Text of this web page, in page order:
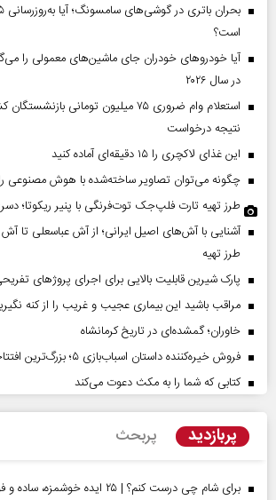
است؟
آیا خودروهای خودران جای ماشین‌های معمولی را
در سال ۲۰۲۶
استعلام وام ضروری ۷۵ میلیون تومانی
نتیجه درخواست
این غذای لاکچری را ۱۵ دقیقه‌ای آماده کنید
چگونه می‌توان تصاویر ساخته‌شده با هوش مصنوعی
طرز تهیه تارت فلپ‌جک توت‌فرنگی با پنیر ریکوتا؛
آشنایی با آش‌های اصیل ایرانی؛ از آش عباسعلی تا
طرز تهیه
پارک شیرین قابلیت‌ بالایی برای اجرای پروژهای
مراقب باشید این بیماری عجیب و غریب را از کنه
خاوران؛ گمشده‌ای در تاریخ کرمانشاه
فروش خیره‌کننده داستان اسباب‌بازی ۵؛ بزرگ‌ترین افتتاحیه سال برای پیکسار
کتابی که شما را به مکث دعوت می‌کند
پربازدید پربحث
برای شام چی درست کنم؟ | ۲۵ ایده خوشمزه، ساده و فوری برای شام امشب